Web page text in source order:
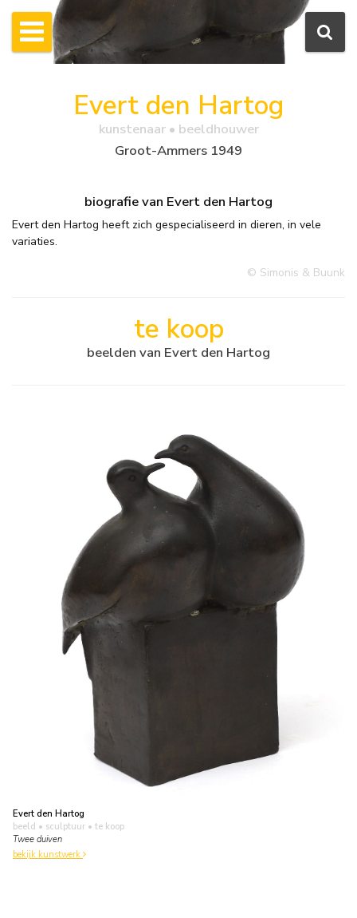
Evert den Hartog
kunstenaar • beeldhouwer
Groot-Ammers 1949
biografie van Evert den Hartog
Evert den Hartog heeft zich gespecialiseerd in dieren, in vele
variaties.
© Simonis & Buunk
te koop
beelden van Evert den Hartog
Evert den Hartog
beeld • sculptuur • te koop
Twee duiven
bekijk kunstwerk